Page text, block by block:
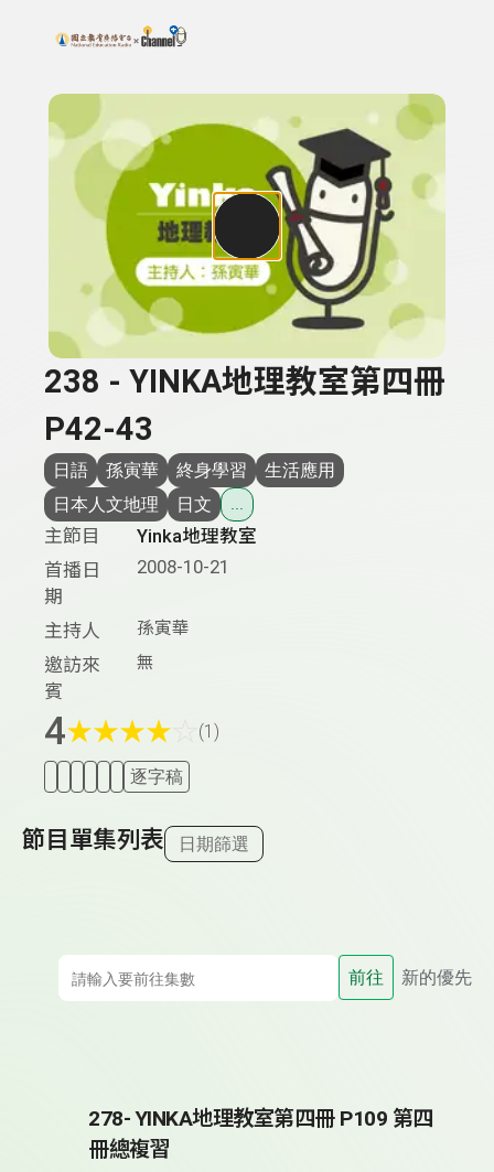
上方功能區塊
搜尋關鍵字：可輸入節目名稱、主持人或關鍵字
238 - YINKA地理教室第四冊
P42-43
日語 孫寅華 終身學習
生活應用
日本人文地理
日文 ...
主節目
Yinka地理教室
首播日
期
2008-10-21
主持人 孫寅華
邀訪來
賓
無
4★★★★ (1)
逐字稿
節目單集列表 日期篩選
前往 新的優先
278- YINKA地理教室第四冊 P109 第四
冊總複習